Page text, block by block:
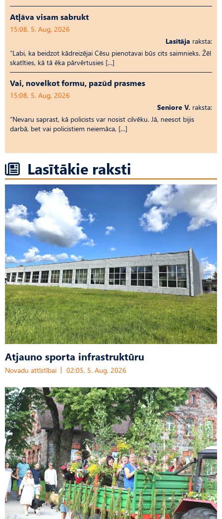
Atļāva visam sabrukt
15:08, 5. Aug, 2026
Lasītāja raksta:
“Labi, ka beidzot kādreizējai Cēsu pienotavai būs cits saimnieks. Žēl
skatīties, kā tā ēka pārvērtusies […]
Vai, novelkot formu, pazūd prasmes
15:08, 5. Aug, 2026
Seniore V. raksta:
“Nevaru saprast, kā policists var nosist cilvēku. Jā, neesot bijis
darbā, bet vai policistiem neiemāca, […]
Lasītākie raksti
Atjauno sporta infrastruktūru
Novadu attīstībai 02:05, 5. Aug, 2026